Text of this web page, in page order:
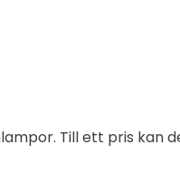
Till ett pris kan